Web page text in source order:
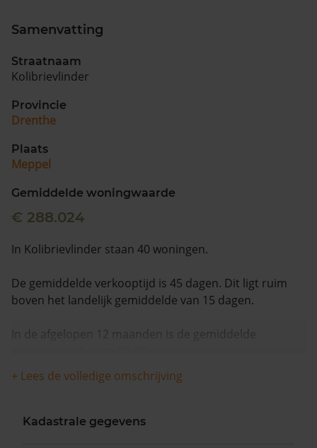
Samenvatting
Straatnaam
Kolibrievlinder
Provincie
Drenthe
Plaats
Meppel
Gemiddelde woningwaarde
€ 288.024
In Kolibrievlinder staan 40 woningen.
De gemiddelde verkooptijd is 45 dagen. Dit ligt ruim
boven het landelijk gemiddelde van 15 dagen.
In de afgelopen 12 maanden is de gemiddelde
+ Lees de volledige omschrijving
Kadastrale gegevens